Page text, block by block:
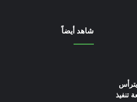
يترأس
تنفيذ
شاهد أيضاً